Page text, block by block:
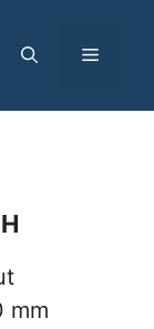
Menu
mm